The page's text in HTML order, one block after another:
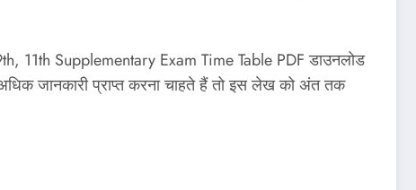
11th Supplementary Exam Time Table PDF डाउनलोड
जानकारी प्राप्त करना चाहते हैं तो इस लेख को अंत तक